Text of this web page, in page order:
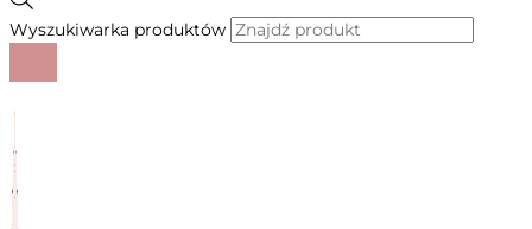
Wyszukiwarka produktów